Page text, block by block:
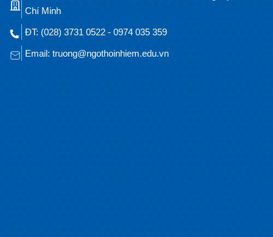
Chí Minh
ĐT: (028) 3731 0522 - 0974 035 359
Email: truong@ngothoinhiem.edu.vn